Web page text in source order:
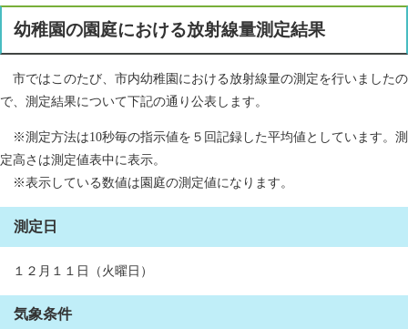
幼稚園の園庭における放射線量測定結果
市ではこのたび、市内幼稚園における放射線量の測定を行いましたの
で、測定結果について下記の通り公表します。
※測定方法は10秒毎の指示値を５回記録した平均値としています。測
定高さは測定値表中に表示。
※表示している数値は園庭の測定値になります。
測定日
１２月１１日（火曜日）
気象条件